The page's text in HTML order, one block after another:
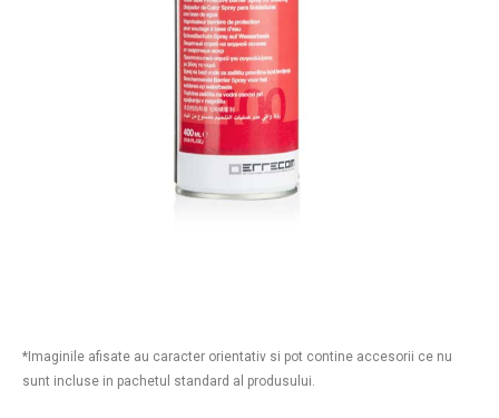
*Imaginile afisate au caracter orientativ si pot contine accesorii ce nu
sunt incluse in pachetul standard al produsului.